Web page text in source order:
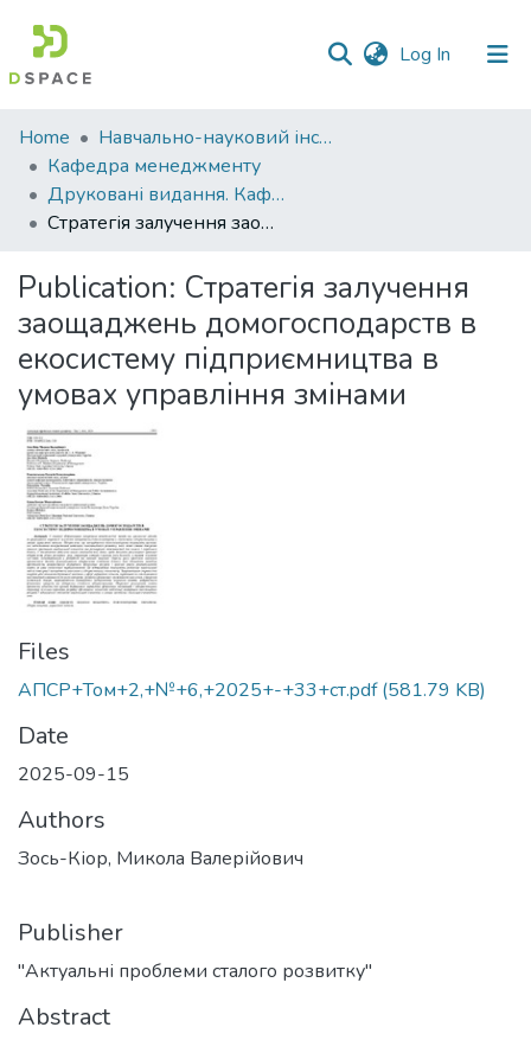
Log In (current)
Communities
&
Collections
All of DSpace
Statistics
Home
Навчально-науковий інститут економіки, управління, права та інформаційних технологій
Кафедра менеджменту
Друковані видання. Кафедра менеджменту ім. І.А. Маркіної
Стратегія залучення заощаджень домогосподарств в екосистему підприємництва в умовах управління змінами
Publication: Стратегія залучення
заощаджень домогосподарств в
екосистему підприємництва в
умовах управління змінами
Files
АПСР+Том+2,+№+6,+2025+-+33+ст.pdf(581.79 KB)
Date
2025-09-15
Authors
Зось-Кіор, Микола Валерійович
Publisher
"Актуальні проблеми сталого розвитку"
Abstract